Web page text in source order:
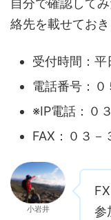
自分で確認して
絡先を載せてお
受付時間：
電話番号：０
※IP電話：０
FAX：０３－
小岩井
参